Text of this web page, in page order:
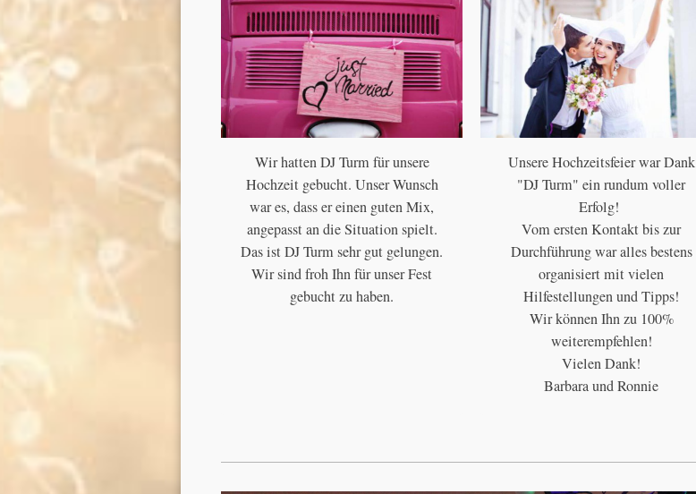
Wir hatten DJ Turm für unsere
Hochzeit gebucht. Unser Wunsch
war es, dass er einen guten Mix,
angepasst an die Situation spielt.
Das ist DJ Turm sehr gut gelungen.
Wir sind froh Ihn für unser Fest
gebucht zu haben.
Unsere Hochzeitsfeier war Dank
"DJ Turm" ein rundum voller
Erfolg!
Vom ersten Kontakt bis zur
Durchführung war alles bestens
organisiert mit vielen
Hilfestellungen und Tipps!
Wir können Ihn zu 100%
weiterempfehlen!
Vielen Dank!
Barbara und Ronnie